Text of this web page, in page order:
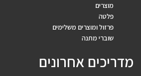
מוצרים
פלטה
פרזול ומוצרים משלימים
שוברי מתנה
מדריכים אחרונים